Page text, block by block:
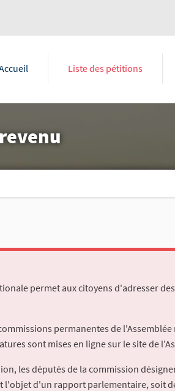
Liste des pétitions
permet aux citoyens d'adresser
permanentes de
sont mises en ligne sur le site de
les députés de la commission
l'objet d'un rapport parlementaire, soit